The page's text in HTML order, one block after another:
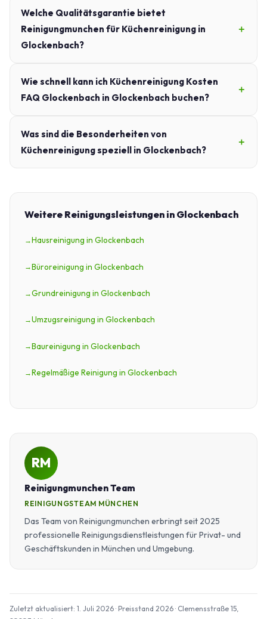
Welche Qualitätsgarantie bietet
Reinigungmunchen für Küchenreinigung in
Glockenbach?
Wie schnell kann ich Küchenreinigung Kosten
FAQ Glockenbach in Glockenbach buchen?
Was sind die Besonderheiten von
Küchenreinigung speziell in Glockenbach?
Weitere Reinigungsleistungen in Glockenbach
Hausreinigung in Glockenbach
Büroreinigung in Glockenbach
Grundreinigung in Glockenbach
Umzugsreinigung in Glockenbach
Baureinigung in Glockenbach
Regelmäßige Reinigung in Glockenbach
RM
Reinigungmunchen Team
REINIGUNGSTEAM MÜNCHEN
Das Team von Reinigungmunchen erbringt seit 2025
professionelle Reinigungsdienstleistungen für Privat- und
Geschäftskunden in München und Umgebung.
Zuletzt aktualisiert: 1. Juli 2026 · Preisstand 2026 · Clemensstraße 15,